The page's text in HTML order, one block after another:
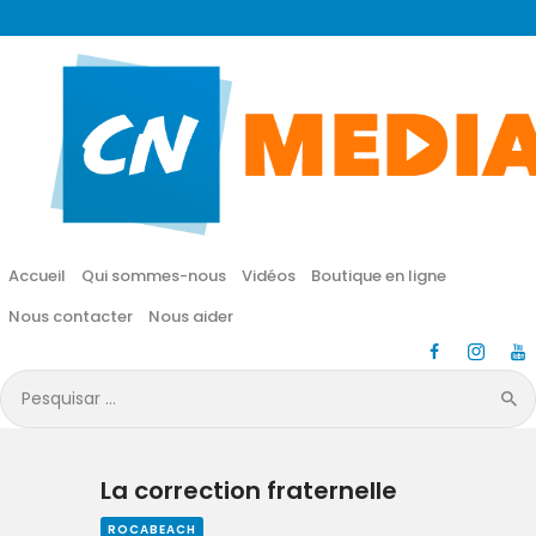
Accueil Qui sommes-nous Vidéos
Boutique en ligne
Nous contacter
Nous aider
Pesquisar
por:
CN MÉDIA
Une vie nouvelle en JESUS !
Accueil
Vidéos
Boutique en ligne
Nous aider
La correction fraternelle
ROCABEACH